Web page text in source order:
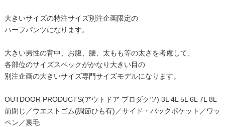
大きいサイズの特注サイズ別注企画限定の
ハーフパンツになります。
大きい男性の背中、お腹、腰、太もも等の太さを考慮して、
各部位のサイズスペックがかなり大きい目の
別注企画の大きいサイズ専門サイズモデルになります。
OUTDOOR PRODUCTS(アウトドア プロダクツ) 3L 4L 5L 6L 7L 8L
前閉じ／ウエストゴム(調節ひも有)／サイド・バックポケット／ワッ
ペン／裏毛